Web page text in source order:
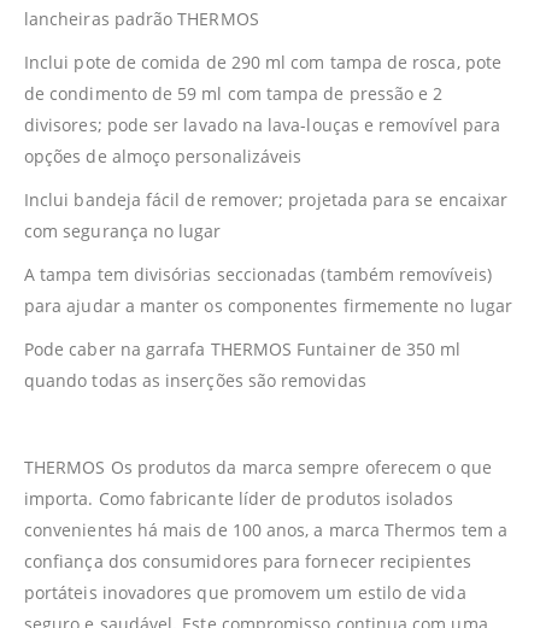
lancheiras padrão THERMOS
Inclui pote de comida de 290 ml com tampa de rosca, pote
de condimento de 59 ml com tampa de pressão e 2
divisores; pode ser lavado na lava-louças e removível para
opções de almoço personalizáveis
Inclui bandeja fácil de remover; projetada para se encaixar
com segurança no lugar
A tampa tem divisórias seccionadas (também removíveis)
para ajudar a manter os componentes firmemente no lugar
Pode caber na garrafa THERMOS Funtainer de 350 ml
quando todas as inserções são removidas
THERMOS Os produtos da marca sempre oferecem o que
importa. Como fabricante líder de produtos isolados
convenientes há mais de 100 anos, a marca Thermos tem a
confiança dos consumidores para fornecer recipientes
portáteis inovadores que promovem um estilo de vida